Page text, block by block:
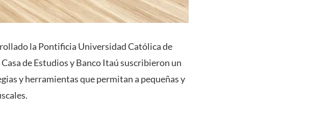
la Pontificia Universidad Católica de
de Estudios y Banco Itaú suscribieron un
y herramientas que permitan a pequeñas y